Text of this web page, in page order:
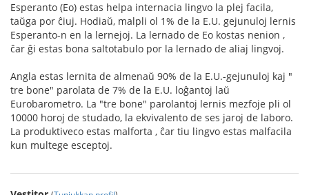
Esperanto (Eo) estas helpa internacia lingvo la plej facila,
taŭga por ĉiuj. Hodiaŭ, malpli ol 1% de la E.U. gejunuloj lernis
Esperanto-n en la lernejoj. La lernado de Eo kostas nenion ,
ĉar ĝi estas bona saltotabulo por la lernado de aliaj lingvoj.
Angla estas lernita de almenaŭ 90% de la E.U.-gejunuloj kaj "
tre bone" parolata de 7% de la E.U. loĝantoj laŭ
Eurobarometro. La "tre bone" parolantoj lernis mezfoje pli ol
10000 horoj de studado, la ekvivalento de ses jaroj de laboro.
La produktiveco estas malforta , ĉar tiu lingvo estas malfacila
kun multege esceptoj.